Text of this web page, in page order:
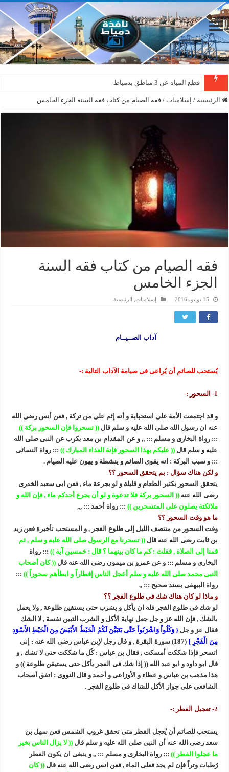
قطع المياه عن 3 مناطق بدمياط
الرئيسية / إسلاميات / فقه الصيام من كتاب فقه السنة الجزء الخامس
فقه الصيام من كتاب فقه السنة
الجزء الخامس
15 يونيو، 2016 إسلاميات, الرئيسية
آداب الصــيــام
يُستحب للصائم أن يُراعى فى صيامة الآداب التالية :-
1- السحور :-
و قد اجتمعت الأمة على استحبابة و أنه إثم على من تركة , فعن أنس رضى الله
عنه ان رسول الله صلى الله عليه و سلم قال(( تسحروا فإن السحور بركة ))
::: رواة البخارى و مسلم ::: ,, و عن المقدام بن معد يكرب عن النبى صلى الله
عليه و سلم قال(( عليكم بهذا السحور فإنة الغذاء المبارك )) ::: رواة النسائى
::: و سبب البركة : انه يقوى الصائم و ينشطة و يهون عليه الصيام .
و لكن هناك سؤال : بم يتحقق السحور ؟؟
يتحقق السحور بكثير الطعام و قليلة و لو بجرعة ماء , فعن ابى سعيد الخدرى
رضى الله عنه (( السحور بركة فلا تدعوة و لو أن يجرع أحدكم ماء , فإن الله و
ملائكتة يصلون على المتسحرين )) ::: رواة أحمد ::: ,,,
ما هو وقت السحور ؟؟
وقت السحور من منتصف الليل إلى طلوع الفجر , و المستحب تأخيرة فعن زيد
بن ثابت رضى الله عنه قال(( تسحرنا مع الرسول صلى الله عليه و سلم , ثم
قمنا إلى الصلاة , فقلت : كم ما كان بينهما ؟ قال : خمسين آية )) ::: رواة
البخارى و مسلم ::: و عن عمرو بن ميمون رضى الله عنه قال(( كان أصحاب
النبى محمد صلى الله عليه و سلم أعجل الناس إفطاراً و ابطأهم سحوراً )) :::
رواة البيهقى بسند صحيح ::: ,,
و ماذا لو كان هناك شك فى طلوع الفجر ؟؟
لو شك فى طلوع الفجر فله ان يأكل و يشرب حتى يستقين طلوعة , ولا يعمل
بالشك , فإن الله عز و جل جعل نهاية الأكل و الشرب التبين نفسة , لا الشك
فقال عز و جل { وَكُلُواْ وَاشْرَبُواْ حَتَّى يَتَبَيَّنَ لَكُمُ الْخَيْطُ الأَبْيَضُ مِنَ الْخَيْطِ الأَسْوَدِ
مِنَ الْفَجْرِ }
(187) سورة البقرة , و قال رجل لإبن عباس رضى الله عنه : إنى
اتسحر فإذا شككت أمسكت , فقال بن عباس : كُل ما شككت حتى لا تشك , و
قال ابو داود و ابو عبد الله (( إذا شك فى الفجر يأكل حتى يستيقن طلوعة )) و
هذا مذهب بن عباس و عطاء و الأوزاعى و أحمد و قال النووى : اتفق أصحاب
الشافعى على جواز الأكل للشاك فى طلوع الفجر .
2- تعجيل الفطر :-
يستحب للصائم أن يُعجل الفطر متى تحقق غروب الشمس فعن سهل بن
سعد رضى الله عنه أن النبى صلى الله عليه و سلم قال (( لا يزال الناس بخير
ما عجلوا الفطر )) ::: رواة البخارى و مسلم ::: ,, و ينبغى ان يكون الفطر
رُطبات وتراً فإن لم يجد فعلى الماء , فعن انس رضى الله عنه قال(( كان